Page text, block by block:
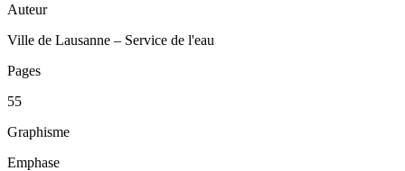
Auteur
Ville de Lausanne – Service de l'eau
Pages
55
Graphisme
Emphase